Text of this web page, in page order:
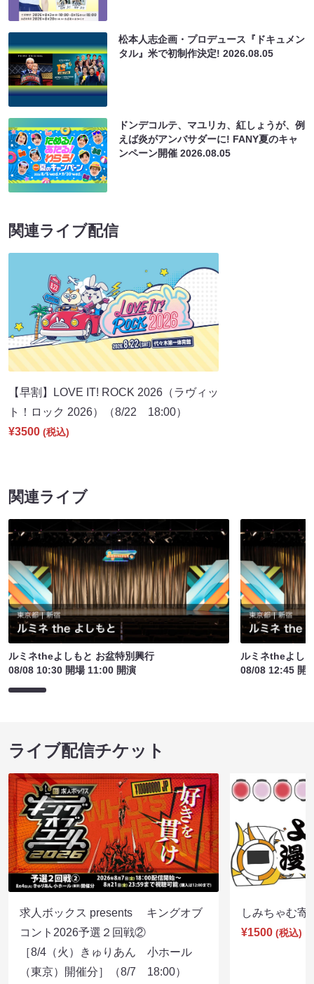
松本人志企画・プロデュース『ドキュメン
タル』米で初制作決定!2026.08.05
ドンデコルテ、マユリカ、紅しょうが、例
えば炎がアンバサダーに! FANY夏のキャ
ンペーン開催2026.08.05
関連ライブ配信
【早割】LOVE IT! ROCK 2026（ラヴィッ
ト！ロック 2026）（8/22 18:00）
¥3500 (税込)
関連ライブ
ルミネtheよしもと お盆特別興行
08/08 10:30 開場 11:00 開演
ルミネtheよし
08/08 12:45 開
ライブ配信チケット
求人ボックス presents キングオブ
コント2026予選２回戦②
［8/4（火）きゅりあん 小ホール
（東京）開催分］（8/7 18:00）
しみちゃむ
¥1500 (税込)